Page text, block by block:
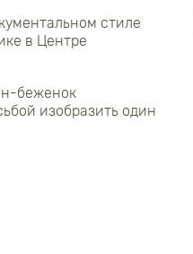
стиле
в Центре
беженок
изобразить один